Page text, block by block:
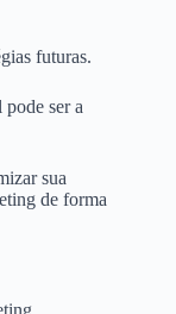
futuras.
ser a
sua
de forma